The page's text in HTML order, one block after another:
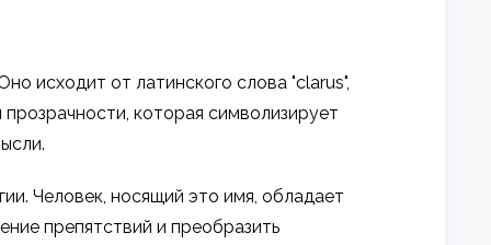
исходит от латинского слова "clarus",
которая символизирует
Человек, носящий это имя, обладает
препятствий и преобразить